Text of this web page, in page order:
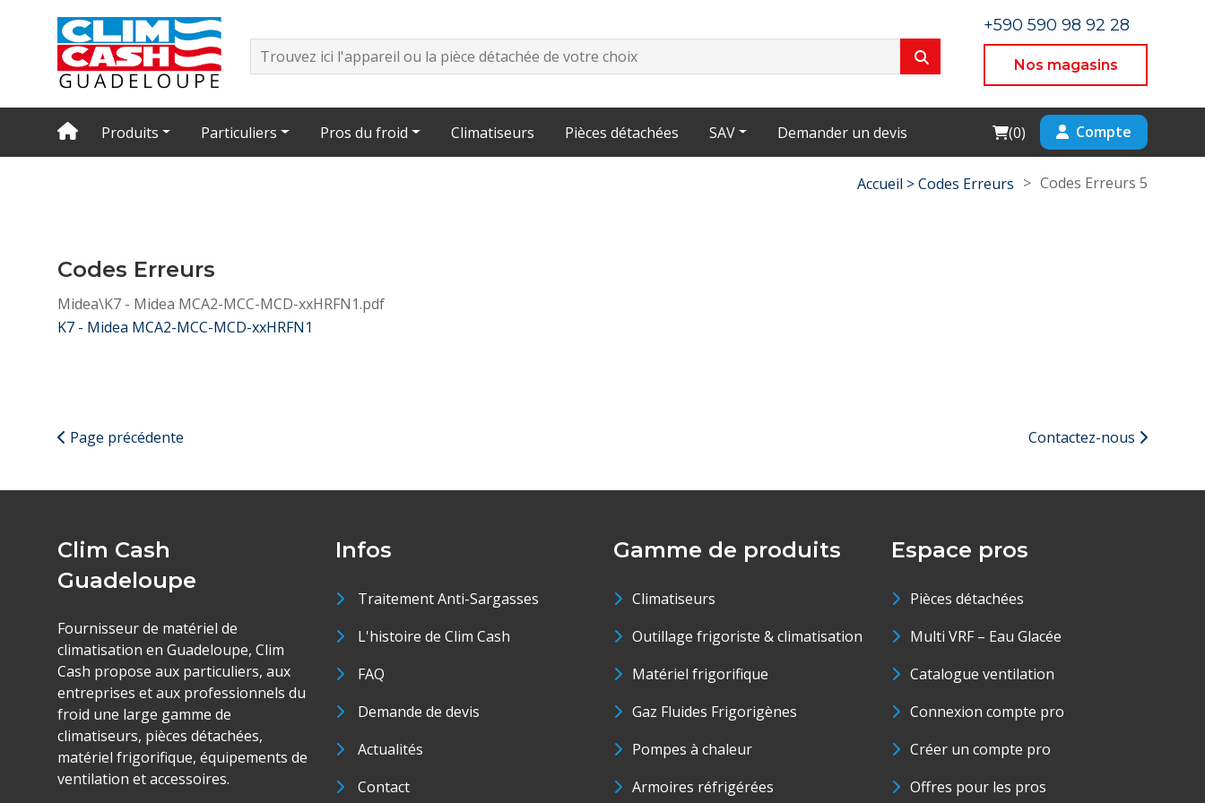
+590 590 98 92 28
Nos magasins
Produits Particuliers Pros du froid Climatiseurs Pièces détachées SAV Demander un devis Cart
(0) Compte
Accueil >Codes Erreurs > Codes Erreurs 5
Codes Erreurs
Midea\K7 - Midea MCA2-MCC-MCD-xxHRFN1.pdf
K7 - Midea MCA2-MCC-MCD-xxHRFN1
Page précédente Contactez-nous
Clim Cash
Guadeloupe
Fournisseur de matériel de
climatisation en Guadeloupe, Clim
Cash propose aux particuliers, aux
entreprises et aux professionnels du
froid une large gamme de
climatiseurs, pièces détachées,
matériel frigorifique, équipements de
ventilation et accessoires.
Infos
Traitement Anti-Sargasses
L'histoire de Clim Cash
FAQ
Demande de devis
Actualités
Contact
Gamme de produits
Climatiseurs
Outillage frigoriste & climatisation
Matériel frigorifique
Gaz Fluides Frigorigènes
Pompes à chaleur
Armoires réfrigérées
Espace pros
Pièces détachées
Multi VRF – Eau Glacée
Catalogue ventilation
Connexion compte pro
Créer un compte pro
Offres pour les pros